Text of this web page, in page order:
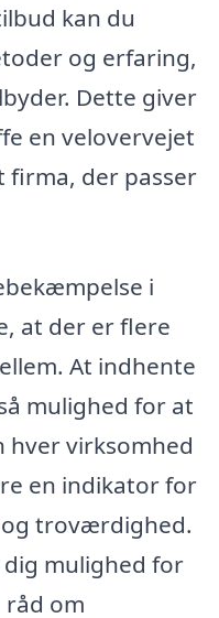
kan du
og erfaring,
Dette giver
en velovervejet
der passer
i
at der er flere
At indhente
mulighed for at
virksomhed
en indikator for
troværdighed.
mulighed for
råd om